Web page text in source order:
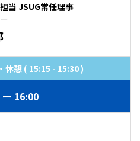
当 JSUG常任理事
休憩 ( 15:15 - 15:30 )
16:00